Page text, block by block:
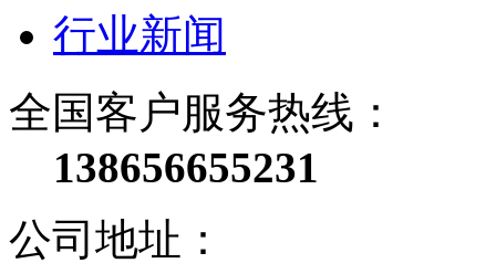
行业新闻
全国客户服务热线：
138656655231
公司地址：